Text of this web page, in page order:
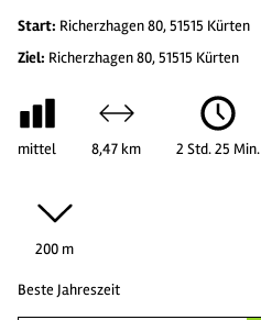
Start: Richerzhagen 80, 51515 Kürten
Ziel: Richerzhagen 80, 51515 Kürten
mittel 8,47 km 2 Std. 25 Min.
200 m
Beste Jahreszeit